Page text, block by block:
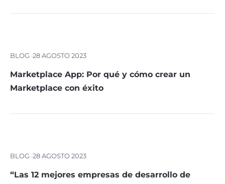
BLOG ·28 AGOSTO 2023
Marketplace App: Por qué y cómo crear un
Marketplace con éxito
BLOG ·28 AGOSTO 2023
“Las 12 mejores empresas de desarrollo de